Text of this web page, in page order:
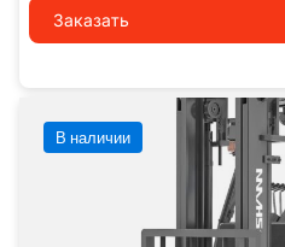
Заказать
В наличии